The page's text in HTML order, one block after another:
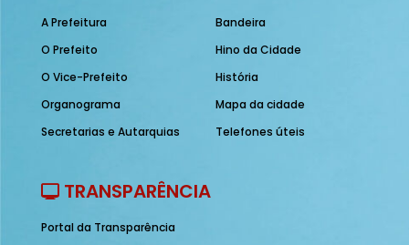
A Prefeitura
O Prefeito
O Vice-Prefeito
Organograma
Secretarias e Autarquias
Bandeira
Hino da Cidade
História
Mapa da cidade
Telefones úteis
TRANSPARÊNCIA
Portal da Transparência